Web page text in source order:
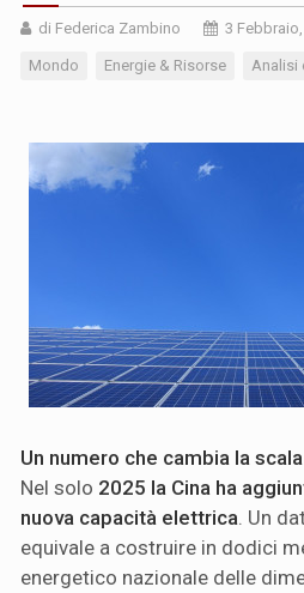
di Federica Zambino 3
Mondo Energie & Risorse Analisi
Un numero che cambia la
Nel solo 2025 la Cina ha
nuova capacità elettrica . Un
equivale a costruire in dodici
energetico nazionale delle